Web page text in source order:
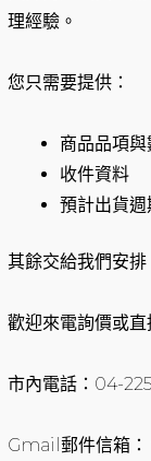
理經驗。
您只需要提供：
商品品項與
收件資料
預計出貨
其餘交給我們安
歡迎來電詢價或
市內電話：04-
Gmail郵件信箱